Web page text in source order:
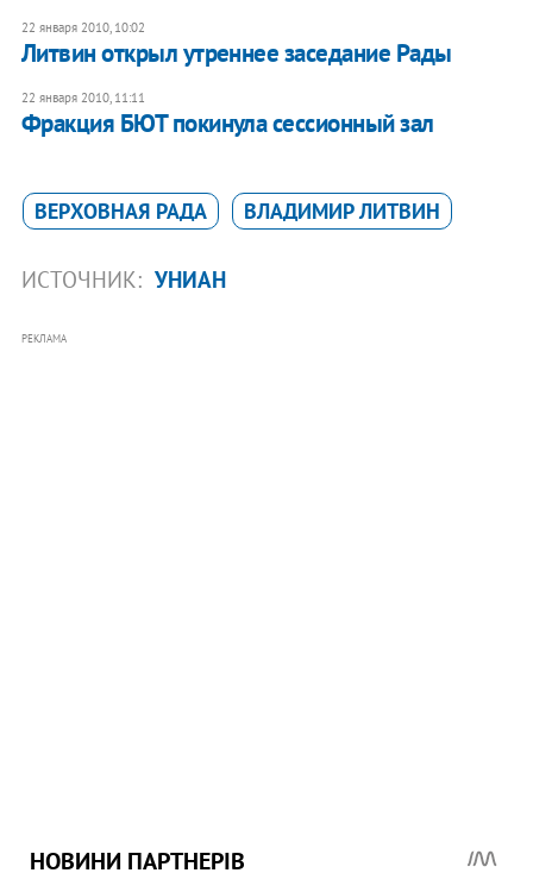
22 января 2010, 10:02
Литвин открыл утреннее заседание Рады
22 января 2010, 11:11
Фракция БЮТ покинула сессионный зал
ВЕРХОВНАЯ РАДА ВЛАДИМИР ЛИТВИН
ИСТОЧНИК: УНИАН
РЕКЛАМА